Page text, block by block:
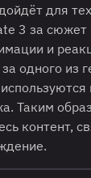
для
3 за сюжет
и
одного из
Таким
контент,